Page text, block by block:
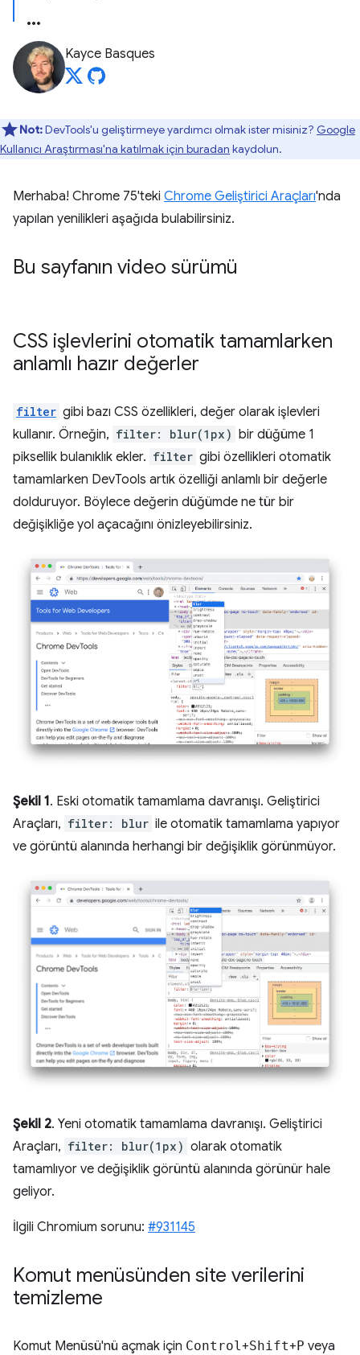
Kayce Basques
Not:DevTools'u geliştirmeye yardımcı olmak ister misiniz? Google
Kullanıcı Araştırması'na katılmak için buradan kaydolun.
Merhaba! Chrome 75'teki Chrome Geliştirici Araçları'nda
yapılan yenilikleri aşağıda bulabilirsiniz.
Bu sayfanın video sürümü
CSS işlevlerini otomatik tamamlarken
anlamlı hazır değerler
filter gibi bazı CSS özellikleri, değer olarak işlevleri
kullanır. Örneğin, filter: blur(1px) bir düğüme 1
piksellik bulanıklık ekler. filter gibi özellikleri otomatik
tamamlarken DevTools artık özelliği anlamlı bir değerle
dolduruyor. Böylece değerin düğümde ne tür bir
değişikliğe yol açacağını önizleyebilirsiniz.
Şekil 1. Eski otomatik tamamlama davranışı. Geliştirici
Araçları, filter: blur ile otomatik tamamlama yapıyor
ve görüntü alanında herhangi bir değişiklik görünmüyor.
Şekil 2. Yeni otomatik tamamlama davranışı. Geliştirici
Araçları, filter: blur(1px) olarak otomatik
tamamlıyor ve değişiklik görüntü alanında görünür hale
geliyor.
İlgili Chromium sorunu: #931145
Komut menüsünden site verilerini
temizleme
Komut Menüsü'nü açmak için Control +Shift+P veya